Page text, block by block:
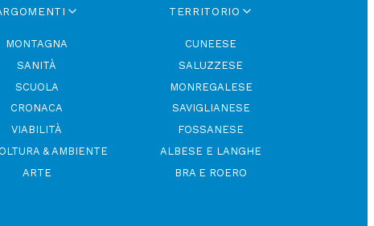
MONTAGNA
SANITÀ
SCUOLA
CRONACA
VIABILITÀ
& AMBIENTE
ARTE
TERRITORIO
CUNEESE
SALUZZESE
MONREGALESE
SAVIGLIANESE
FOSSANESE
ALBESE E LANGHE
BRA E ROERO